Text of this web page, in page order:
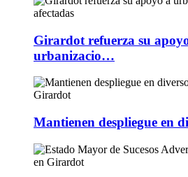
Girardot refuerza su
urbanizacio…
Mantienen despliegue en